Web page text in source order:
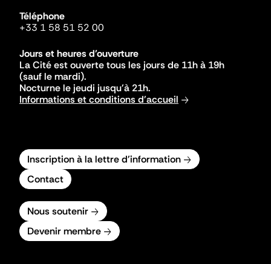
Téléphone
+33 1 58 51 52 00
Jours et heures d'ouverture
La Cité est ouverte tous les jours de 11h à 19h
(sauf le mardi).
Nocturne le jeudi jusqu'à 21h.
Informations et conditions d'accueil
Inscription à la lettre d'information
Contact
Nous soutenir
Devenir membre